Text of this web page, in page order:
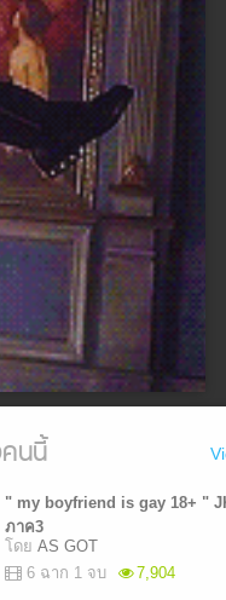
นนี้
" my boyfriend is gay 18+ "
ภาค3
โดย AS GOT
6 ฉาก 1 จบ
7,904